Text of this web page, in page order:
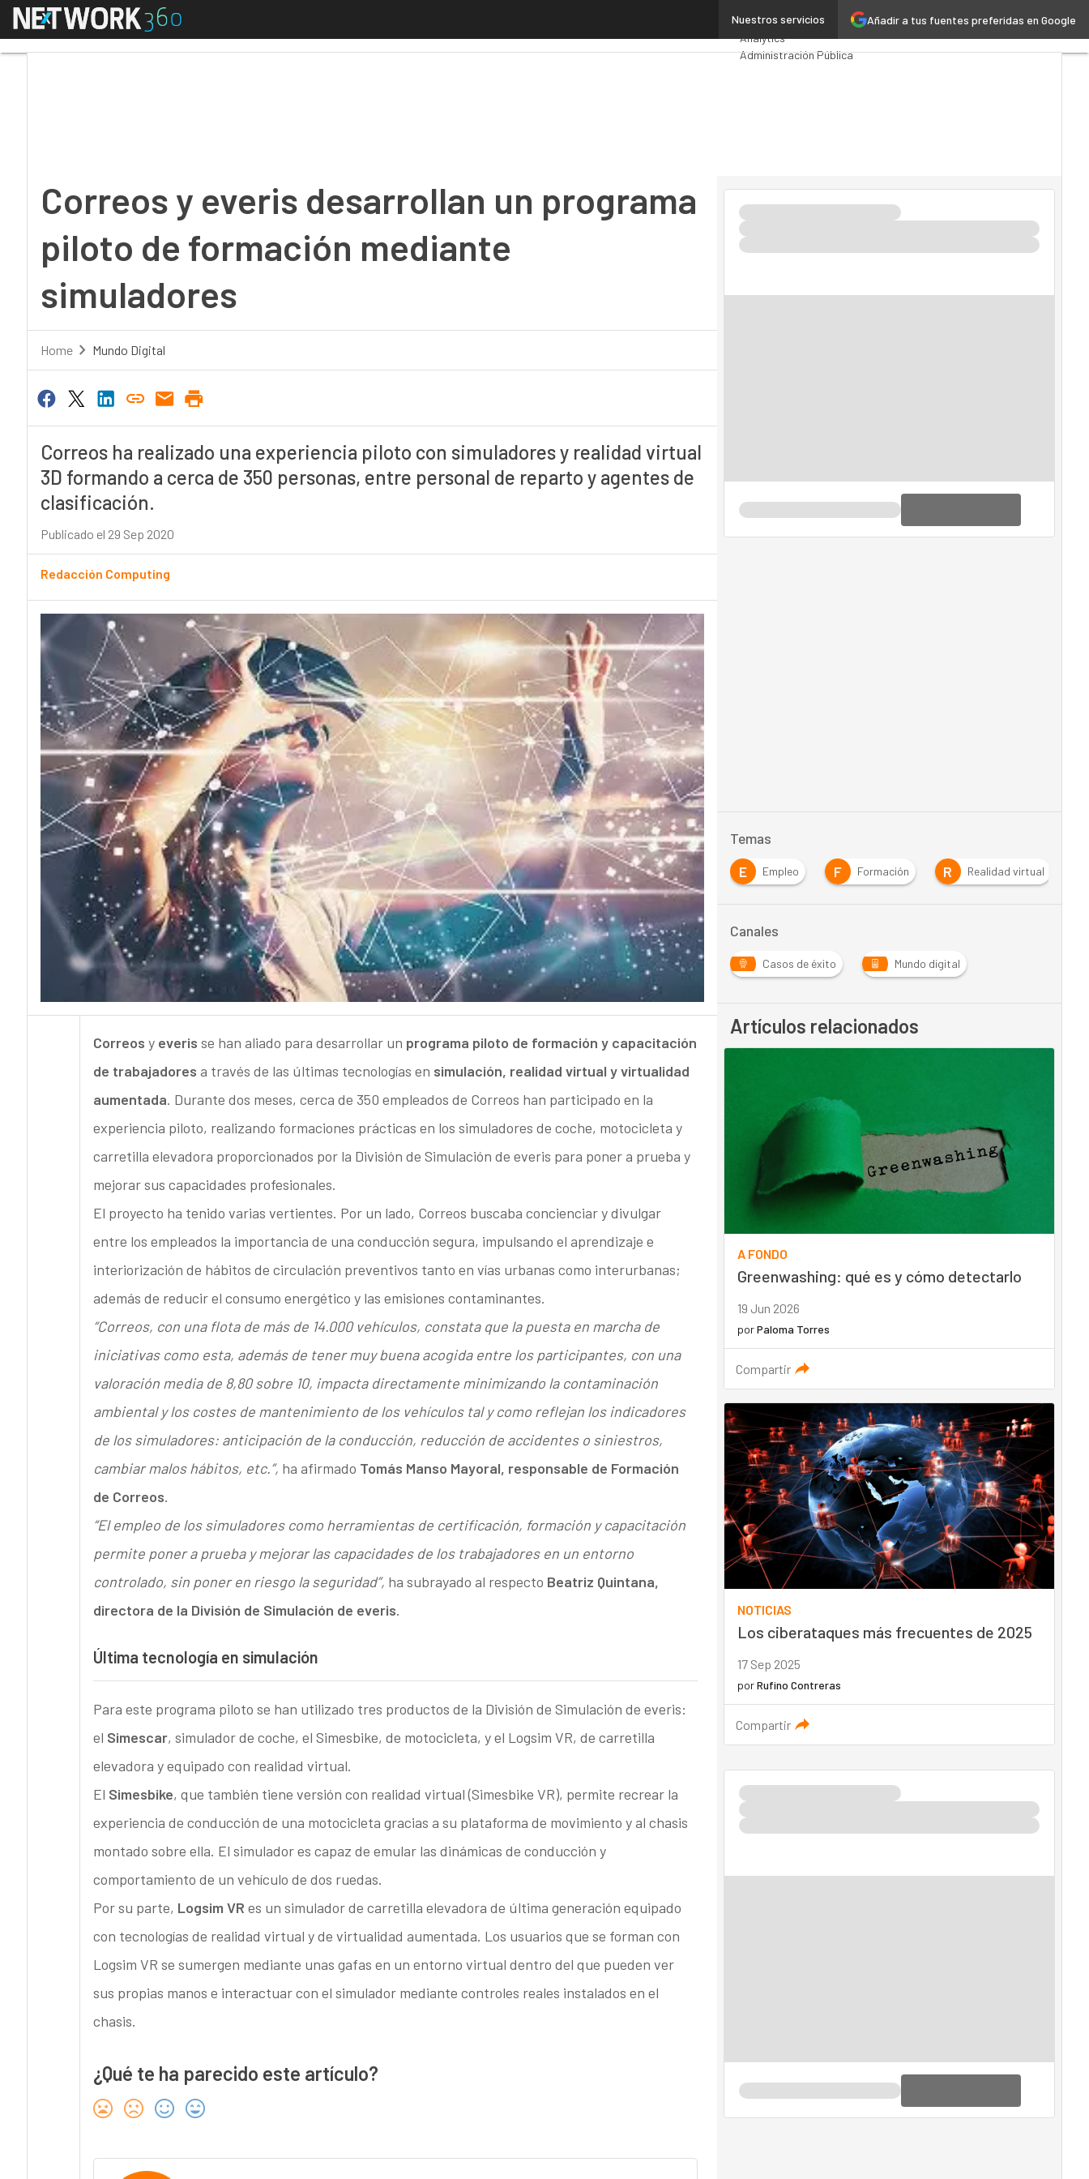
Añadir a tus fuentes preferidas en Google
Nuestros servicios
Menú Correos y everis desarrollan un programa piloto de formación mediante simuladoresPremios Computing
Analytics
Administración Pública
Correos y everis desarrollan un programa
piloto de formación mediante
simuladores
Home Mundo Digital
Correos ha realizado una experiencia piloto con simuladores y realidad virtual
3D formando a cerca de 350 personas, entre personal de reparto y agentes de
clasificación.
Publicado el 29 Sep 2020
Redacción Computing
Correos y everis se han aliado para desarrollar un programa piloto de formación y capacitación
de trabajadores a través de las últimas tecnologías en simulación, realidad virtual y virtualidad
aumentada. Durante dos meses, cerca de 350 empleados de Correos han participado en la
experiencia piloto, realizando formaciones prácticas en los simuladores de coche, motocicleta y
carretilla elevadora proporcionados por la División de Simulación de everis para poner a prueba y
mejorar sus capacidades profesionales.
El proyecto ha tenido varias vertientes. Por un lado, Correos buscaba concienciar y divulgar
entre los empleados la importancia de una conducción segura, impulsando el aprendizaje e
interiorización de hábitos de circulación preventivos tanto en vías urbanas como interurbanas;
además de reducir el consumo energético y las emisiones contaminantes.
“Correos, con una flota de más de 14.000 vehículos, constata que la puesta en marcha de
iniciativas como esta, además de tener muy buena acogida entre los participantes, con una
valoración media de 8,80 sobre 10, impacta directamente minimizando la contaminación
ambiental y los costes de mantenimiento de los vehículos tal y como reflejan los indicadores
de los simuladores: anticipación de la conducción, reducción de accidentes o siniestros,
cambiar malos hábitos, etc.”, ha afirmado Tomás Manso Mayoral, responsable de Formación
de Correos.
“El empleo de los simuladores como herramientas de certificación, formación y capacitación
permite poner a prueba y mejorar las capacidades de los trabajadores en un entorno
controlado, sin poner en riesgo la seguridad”, ha subrayado al respecto Beatriz Quintana,
directora de la División de Simulación de everis.
Última tecnología en simulación
Para este programa piloto se han utilizado tres productos de la División de Simulación de everis:
el Simescar, simulador de coche, el Simesbike, de motocicleta, y el Logsim VR, de carretilla
elevadora y equipado con realidad virtual.
El Simesbike, que también tiene versión con realidad virtual (Simesbike VR), permite recrear la
experiencia de conducción de una motocicleta gracias a su plataforma de movimiento y al chasis
montado sobre ella. El simulador es capaz de emular las dinámicas de conducción y
comportamiento de un vehículo de dos ruedas.
Por su parte, Logsim VR es un simulador de carretilla elevadora de última generación equipado
con tecnologías de realidad virtual y de virtualidad aumentada. Los usuarios que se forman con
Logsim VR se sumergen mediante unas gafas en un entorno virtual dentro del que pueden ver
sus propias manos e interactuar con el simulador mediante controles reales instalados en el
chasis.
¿Qué te ha parecido este artículo?
Temas
C
Costes E Empleo F Formación R Realidad virtual
Canales
Casos de éxito Mundo digital
Artículos relacionados
A FONDO
Greenwashing: qué es y cómo detectarlo
19 Jun 2026
porPaloma Torres
Compartir
NOTICIAS
Los ciberataques más frecuentes de 2025
17 Sep 2025
porRufino Contreras
Compartir